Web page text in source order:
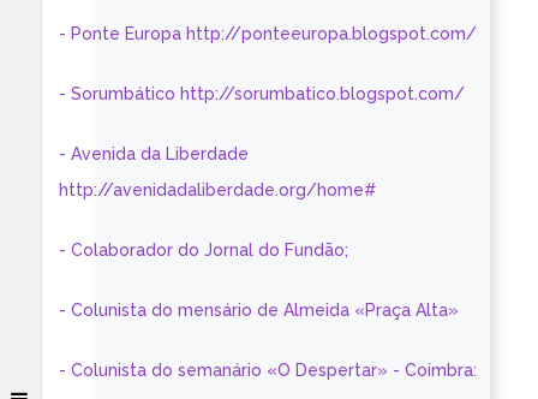
- Ponte Europa http://ponteeuropa.blogspot.com/
- Sorumbático http://sorumbatico.blogspot.com/
- Avenida da Liberdade
http://avenidadaliberdade.org/home#
- Colaborador do Jornal do Fundão;
- Colunista do mensário de Almeida «Praça Alta»
- Colunista do semanário «O Despertar» - Coimbra: